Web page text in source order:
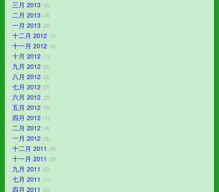
三月 2013 6
二月 2013 4
一月 2013 2
十二月 2012 7
十一月 2012 4
十月 2012 1
九月 2012 2
八月 2012 2
七月 2012 2
六月 2012 2
五月 2012 5
四月 2012 1
二月 2012 4
一月 2012 3
十二月 2011 4
十一月 2011 2
九月 2011 2
七月 2011 1
四月 2011 2